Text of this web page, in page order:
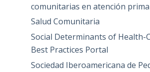
comunitarias en atención
Salud Comunitaria
Social Determinants of Health-
Best Practices Portal
Sociedad Iberoamericana de